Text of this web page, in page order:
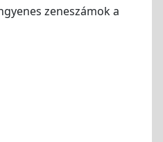
zeneszámok a